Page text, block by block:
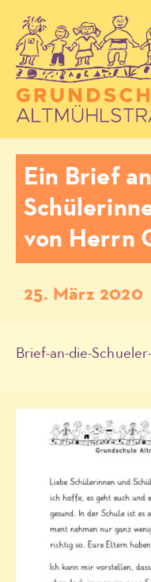
Ein Brief
von Herrn
25. März 2020
Brief-an-die-